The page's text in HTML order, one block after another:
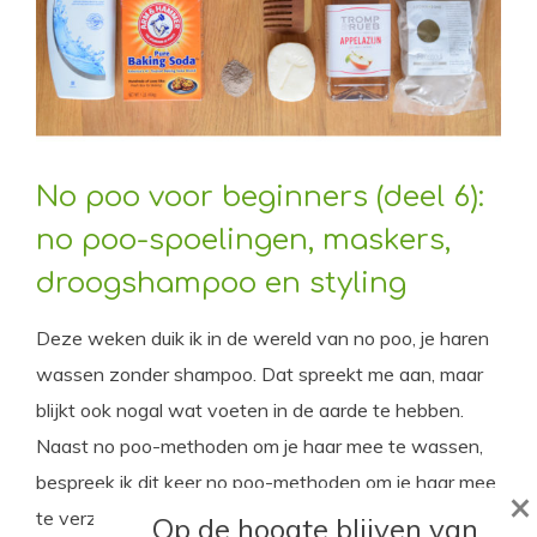
No poo voor beginners (deel 6):
no poo-spoelingen, maskers,
droogshampoo en styling
Deze weken duik ik in de wereld van no poo, je haren
wassen zonder shampoo. Dat spreekt me aan, maar
blijkt ook nogal wat voeten in de aarde te hebben.
Naast no poo-methoden om je haar mee te wassen,
bespreek ik dit keer no poo-methoden om je haar mee
te verzorgen en behandelen.Op de hoogte blijven van
×